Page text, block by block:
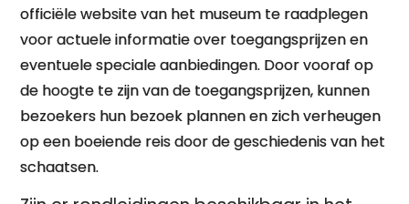
officiële website van het museum te raadplegen
voor actuele informatie over toegangsprijzen en
eventuele speciale aanbiedingen. Door vooraf op
de hoogte te zijn van de toegangsprijzen, kunnen
bezoekers hun bezoek plannen en zich verheugen
op een boeiende reis door de geschiedenis van het
schaatsen.